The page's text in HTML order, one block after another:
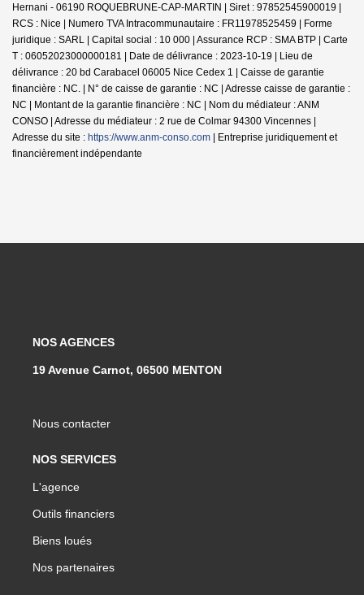
Hernani - 06190 ROQUEBRUNE-CAP-MARTIN | Siret : 97852545900019 |
RCS : Nice | Numero TVA Intracommunautaire : FR11978525459 | Forme
juridique : SARL | Capital social : 10 000 | Assurance RCP : SMA BTP | Carte
T : 06052023000000181 | Date de délivrance : 2023-10-19 | Lieu de
délivrance : 20 bd Carabacel 06005 Nice Cedex 1 | Caisse de garantie
financière : NC. | N° de caisse de garantie : NC | Adresse caisse de garantie :
NC | Montant de la garantie financière : NC | Nom du médiateur : ANM
CONSO | Adresse du médiateur : 2 rue de Colmar 94300 Vincennes |
Adresse du site : https://www.anm-conso.com | Entreprise juridiquement et
financièrement indépendante
NOS AGENCES
19 Avenue Carnot, 06500 MENTON
Nous contacter
NOS SERVICES
L'agence
Outils financiers
Biens loués
Nos partenaires